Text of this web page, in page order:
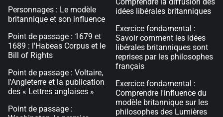
Personnages : Le modèle
britannique et son influence
Point de passage : 1679 et
1689 : l'Habeas Corpus et le
Bill of Rights
Point de passage : Voltaire,
l'Angleterre et la publication
des « Lettres anglaises »
Point de passage :
Comprendre la diffusion des
idées libérales britanniques
Exercice fondamental :
Savoir comment les idées
libérales britanniques sont
reprises par les philosophes
français
Exercice fondamental :
Comprendre l'influence du
modèle britannique sur les
philosophes des Lumières